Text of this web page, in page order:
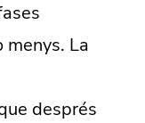
menys. La
després